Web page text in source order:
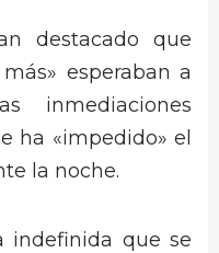
destacado que
esperaban a
inmediaciones
ha «impedido» el
la noche.
indefinida que se